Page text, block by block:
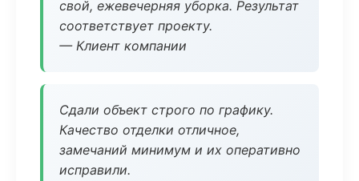
свой, ежевечерняя уборка. Результат
соответствует проекту.
— Клиент компании
Сдали объект строго по графику.
Качество отделки отличное,
замечаний минимум и их оперативно
исправили.